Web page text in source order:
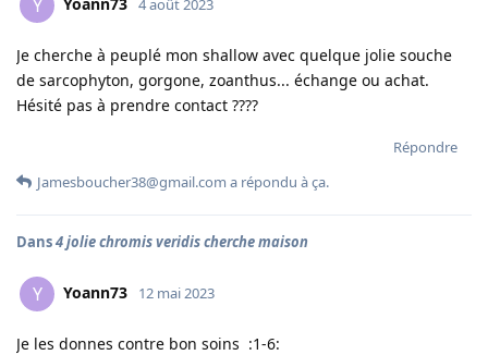
Y 4 août 2023
Je cherche à peuplé mon shallow avec quelque jolie souche
de sarcophyton, gorgone, zoanthus... échange ou achat.
Hésité pas à prendre contact ????
Répondre
Jamesboucher38@gmail.com a répondu à ça.
Dans4 jolie chromis veridis cherche maison
Y Yoann73 12 mai 2023
Je les donnes contre bon soins :1-6: